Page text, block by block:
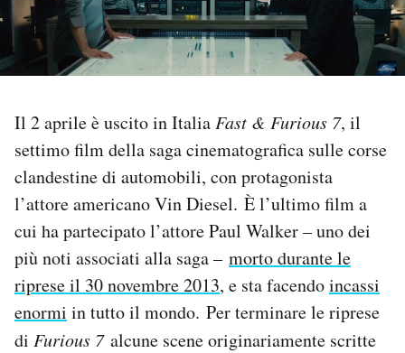
NEWSLETTER
SHOP
CALENDARIO
AREA PERSONALE
Area Personale
Newsletter
Il 2 aprile è uscito in Italia Fast & Furious 7, il
settimo film della saga cinematografica sulle corse
clandestine di automobili, con protagonista
l’attore americano Vin Diesel. È l’ultimo film a
cui ha partecipato l’attore Paul Walker – uno dei
più noti associati alla saga – morto durante le
riprese il 30 novembre 2013, e sta facendoincassi
enormi in tutto il mondo. Per terminare le riprese
di Furious 7alcune scene originariamente scritte